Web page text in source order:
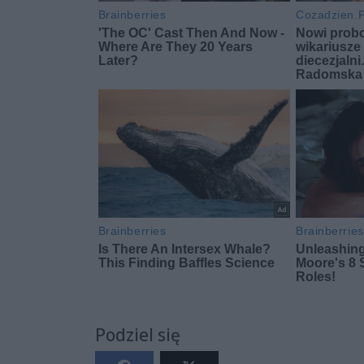
Podziel się